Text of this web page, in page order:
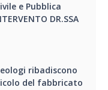
e Pubblica
DR.SSA
ribadiscono
del fabbricato